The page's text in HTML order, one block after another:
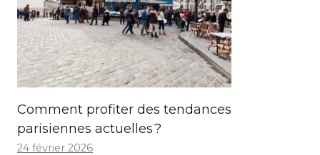
Comment profiter des tendances
parisiennes actuelles ?
24 février 2026